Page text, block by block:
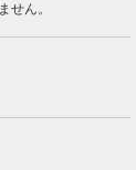
せん。